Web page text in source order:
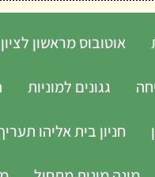
אוטובוס מראשון
גגונים למוניות
חניון בית אליהו